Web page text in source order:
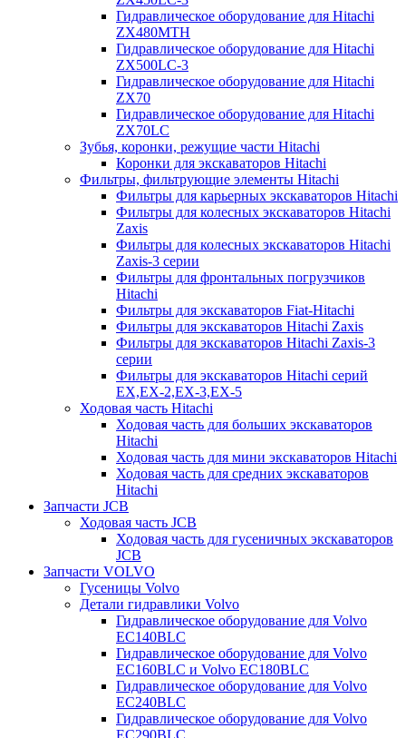
Гидравлическое оборудование для Hitachi
ZX480MTH
Гидравлическое оборудование для Hitachi
ZX500LC-3
Гидравлическое оборудование для Hitachi
ZX70
Гидравлическое оборудование для Hitachi
ZX70LC
Зубья, коронки, режущие части Hitachi
Коронки для экскаваторов Hitachi
Фильтры, фильтрующие элементы Hitachi
Фильтры для карьерных экскаваторов Hitachi
Фильтры для колесных экскаваторов Hitachi
Zaxis
Фильтры для колесных экскаваторов Hitachi
Zaxis-3 серии
Фильтры для фронтальных погрузчиков
Hitachi
Фильтры для экскаваторов Fiat-Hitachi
Фильтры для экскаваторов Hitachi Zaxis
Фильтры для экскаваторов Hitachi Zaxis-3
серии
Фильтры для экскаваторов Hitachi серий
EX,EX-2,EX-3,EX-5
Ходовая часть Hitachi
Ходовая часть для больших экскаваторов
Hitachi
Ходовая часть для мини экскаваторов Hitachi
Ходовая часть для средних экскаваторов
Hitachi
Запчасти JCB
Ходовая часть JCB
Ходовая часть для гусеничных экскаваторов
JCB
Запчасти VOLVO
Гусеницы Volvo
Детали гидравлики Volvo
Гидравлическое оборудование для Volvo
EC140BLC
Гидравлическое оборудование для Volvo
EC160BLC и Volvo EC180BLC
Гидравлическое оборудование для Volvo
EC240BLC
Гидравлическое оборудование для Volvo
EC290BLC